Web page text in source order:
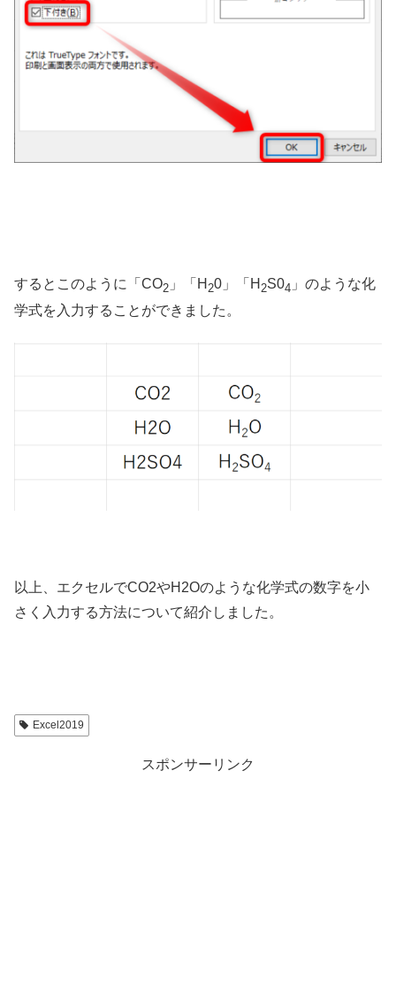
するとこのように「CO2 」「H 20」「H 2S04 」のような化
学式を入力することができました。
以上、エクセルでCO2やH2Oのような化学式の数字を小
さく入力する方法について紹介しました。
Excel2019
スポンサーリンク